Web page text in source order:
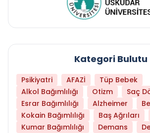
Kategori Bulutu
Psikiyatri AFAZİ
Tüp Bebek
Alkol Bağımlılığı
Otizm
Saç
Esrar Bağımlılığı
Alzheimer
Kokain Bağımlılığı
Baş Ağrıları
Kumar Bağımlılığı
Demans